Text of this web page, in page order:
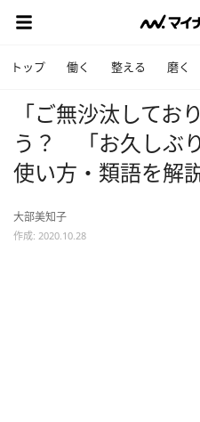
トップ 働く 整える 磨く
「ご無沙汰してお
う？ 「お久しぶ
使い方・類語を解
大部美知子
作成: 2020.10.28